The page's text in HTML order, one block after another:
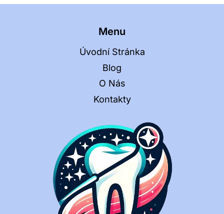
Menu
Úvodní Stránka
Blog
O Nás
Kontakty